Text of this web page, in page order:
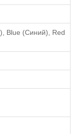
Blue (Синий), Red